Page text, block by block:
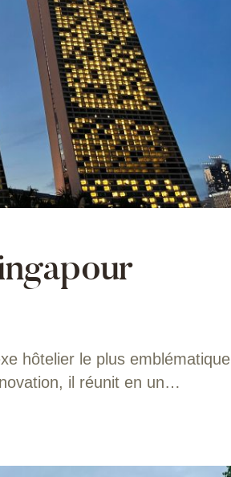
hôtelier le plus emblématique
il réunit en un…